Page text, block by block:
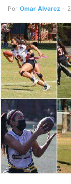
Por Omar Alvarez -